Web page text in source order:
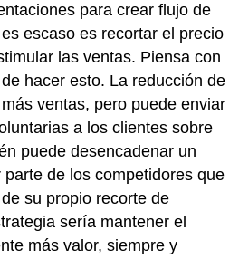
para crear flujo de
escaso es recortar el precio
las ventas. Piensa con
hacer esto. La reducción de
ventas, pero puede enviar
a los clientes sobre
puede desencadenar un
de los competidores que
su propio recorte de
sería mantener el
más valor, siempre y